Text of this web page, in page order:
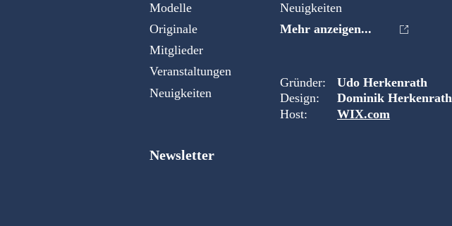
Modelle
Neuigkeiten
Originale
Mehr anzeigen...
Mitglieder
Veranstaltungen
Neuigkeiten
Gründer:
Udo Herkenrath
Design:
Dominik Herkenrath
Host:
WIX.com
Newsletter